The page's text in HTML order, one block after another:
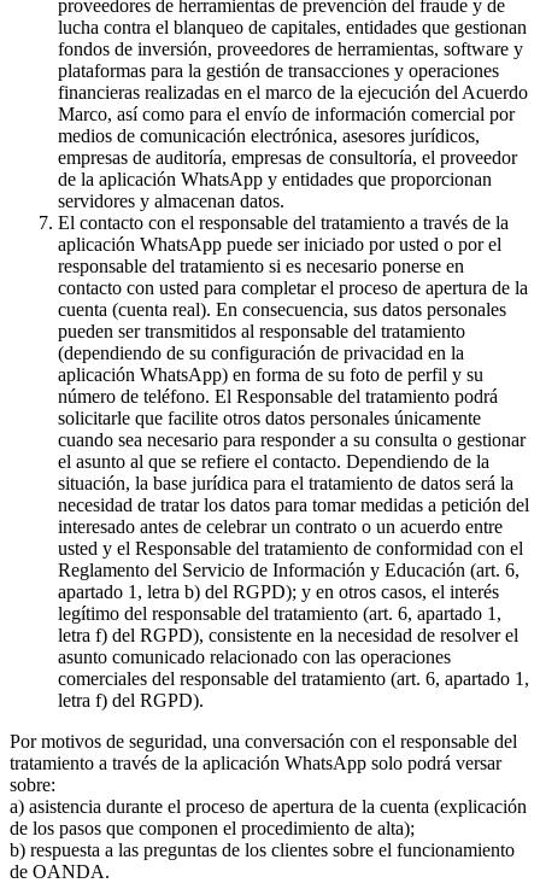
proveedores de herramientas de prevención del fraude y de
lucha contra el blanqueo de capitales, entidades que gestionan
fondos de inversión, proveedores de herramientas, software y
plataformas para la gestión de transacciones y operaciones
financieras realizadas en el marco de la ejecución del Acuerdo
Marco, así como para el envío de información comercial por
medios de comunicación electrónica, asesores jurídicos,
empresas de auditoría, empresas de consultoría, el proveedor
de la aplicación WhatsApp y entidades que proporcionan
servidores y almacenan datos.
El contacto con el responsable del tratamiento a través de la
aplicación WhatsApp puede ser iniciado por usted o por el
responsable del tratamiento si es necesario ponerse en
contacto con usted para completar el proceso de apertura de la
cuenta (cuenta real). En consecuencia, sus datos personales
pueden ser transmitidos al responsable del tratamiento
(dependiendo de su configuración de privacidad en la
aplicación WhatsApp) en forma de su foto de perfil y su
número de teléfono. El Responsable del tratamiento podrá
solicitarle que facilite otros datos personales únicamente
cuando sea necesario para responder a su consulta o gestionar
el asunto al que se refiere el contacto. Dependiendo de la
situación, la base jurídica para el tratamiento de datos será la
necesidad de tratar los datos para tomar medidas a petición del
interesado antes de celebrar un contrato o un acuerdo entre
usted y el Responsable del tratamiento de conformidad con el
Reglamento del Servicio de Información y Educación (art. 6,
apartado 1, letra b) del RGPD); y en otros casos, el interés
legítimo del responsable del tratamiento (art. 6, apartado 1,
letra f) del RGPD), consistente en la necesidad de resolver el
asunto comunicado relacionado con las operaciones
comerciales del responsable del tratamiento (art. 6, apartado 1,
letra f) del RGPD).
Por motivos de seguridad, una conversación con el responsable del
tratamiento a través de la aplicación WhatsApp solo podrá versar
sobre:
a) asistencia durante el proceso de apertura de la cuenta (explicación
de los pasos que componen el procedimiento de alta);
b) respuesta a las preguntas de los clientes sobre el funcionamiento
de OANDA.